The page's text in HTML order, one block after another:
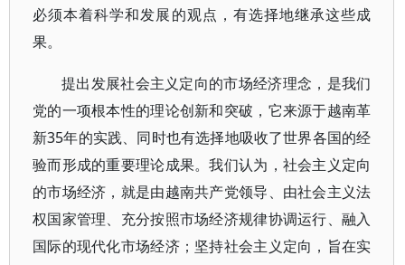
必须本着科学和发展的观点，有选择地继承这些成
果。
提出发展社会主义定向的市场经济理念，是我们
党的一项根本性的理论创新和突破，它来源于越南革
新35年的实践、同时也有选择地吸收了世界各国的经
验而形成的重要理论成果。我们认为，社会主义定向
的市场经济，就是由越南共产党领导、由社会主义法
权国家管理、充分按照市场经济规律协调运行、融入
国际的现代化市场经济；坚持社会主义定向，旨在实